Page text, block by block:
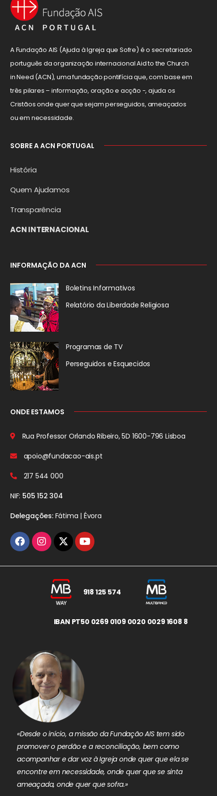
A Fundação AIS (Ajuda à Igreja que Sofre) é o secretariado
português da organização internacional Aid to the Church
in Need (ACN), uma fundação pontifícia que, com base em
três pilares – informação, oração e acção -, ajuda os
Cristãos onde quer que sejam perseguidos, ameaçados
ou em necessidade.
SOBRE A ACN PORTUGAL
História
Quem Ajudamos
Transparência
ACN INTERNACIONAL
INFORMAÇÃO DA ACN
Boletins Informativos
Relatório da Liberdade Religiosa
Programas de TV
Perseguidos e Esquecidos
ONDE ESTAMOS
Rua Professor Orlando Ribeiro, 5D 1600-796 Lisboa
apoio@fundacao-ais.pt
217 544 000
NIF: 505 152 304
Delegações:Fátima | Évora
918 125 574
IBAN PT50 0269 0109 0020 0029 1608 8
«Desde o início, a missão da Fundação AIS tem sido
promover o perdão e a reconciliação, bem como
acompanhar e dar voz à Igreja onde quer que ela se
encontre em necessidade, onde quer que se sinta
ameaçada, onde quer que sofra.»